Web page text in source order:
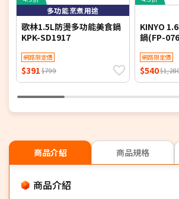
多功能烹煮用途
歌林1.5L防燙多功能美食鍋
KPK-SD1917
網路限定價
$391 $799
KINYO
鍋(FP-
網路限定價
$540
商品介紹 商品規格
商品介紹